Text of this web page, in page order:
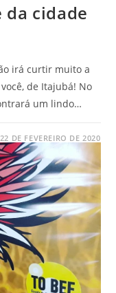
da cidade
irá curtir muito a
de Itajubá! No
um lindo…
22 DE FEVEREIRO DE 2020